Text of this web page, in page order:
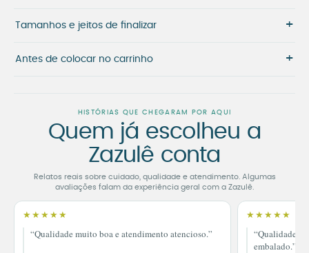
Tamanhos e jeitos de finalizar +
Antes de colocar no carrinho +
HISTÓRIAS QUE CHEGARAM POR AQUI
Quem já escolheu a
Zazulê conta
Relatos reais sobre cuidado, qualidade e atendimento. Algumas
avaliações falam da experiência geral com a Zazulê.
★★★★★
“Qualidade muito boa e atendimento atencioso.”
★★★★★
“Qualidade
embalado.”